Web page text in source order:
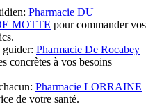
Pharmacie DU
MOTTE pour commander vos
guider: Pharmacie De Rocabey
concrètes à vos besoins
Pharmacie LORRAINE
de votre santé.